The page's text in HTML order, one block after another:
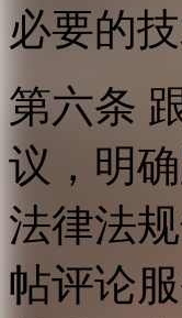
必要的
第六条
议，明
法律法
帖评论